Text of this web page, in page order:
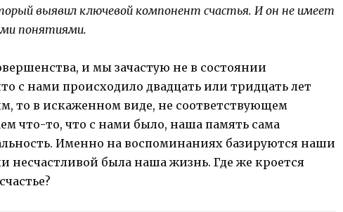
выявил ключевой компонент счастья. И он не имеет
понятиями.
и мы зачастую не в состоянии
с нами происходило двадцать или тридцать лет
то в искаженном виде, не соответствующем
что-то, что с нами было, наша память сама
Именно на воспоминаниях базируются наши
несчастливой была наша жизнь. Где же кроется